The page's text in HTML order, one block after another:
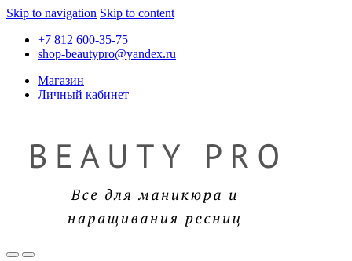
Skip to navigation Skip to content
+7 812 600-35-75
shop-beautypro@yandex.ru
Магазин
Личный кабинет